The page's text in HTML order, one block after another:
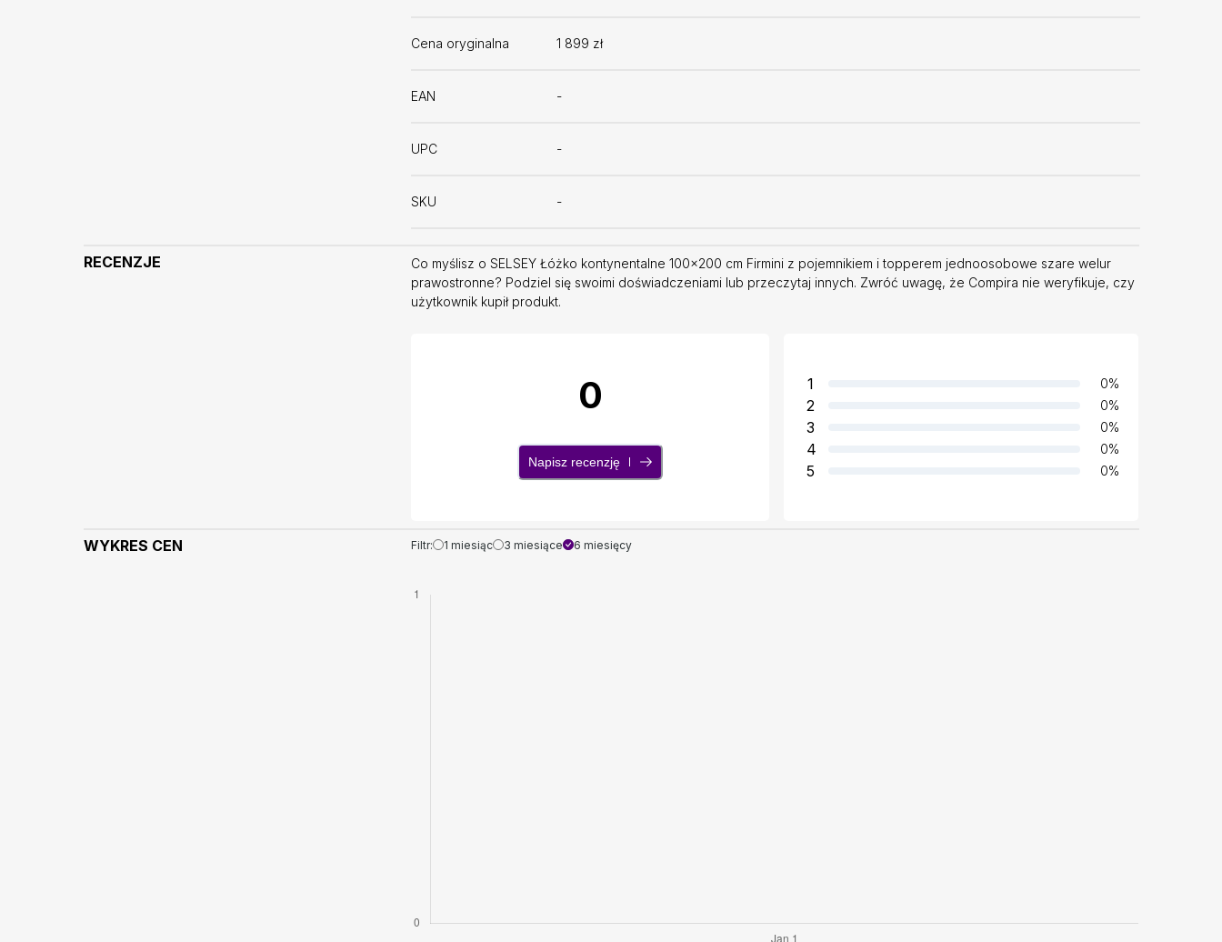
Cena oryginalna 1 899 zł
EAN -
UPC -
SKU -
RECENZJE
Co myślisz o SELSEY Łóżko kontynentalne 100x200 cm Firmini z pojemnikiem i topperem jednoosobowe szare welur
prawostronne? Podziel się swoimi doświadczeniami lub przeczytaj innych. Zwróć uwagę, że Compira nie weryfikuje, czy
użytkownik kupił produkt.
0
Napisz recenzję
1 0%
2 0%
3 0%
4 0%
5 0%
WYKRES CEN Filtr: 1 miesiąc 3 miesiące 6 miesięcy